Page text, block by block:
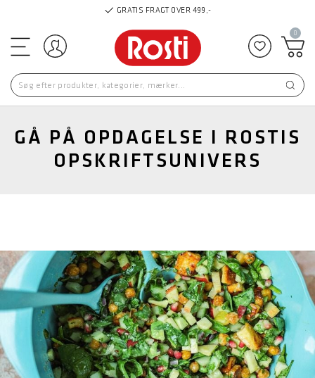
Log ind Tilføj til
0
GÅ PÅ OPDAGELSE I ROSTIS
OPSKRIFTSUNIVERS